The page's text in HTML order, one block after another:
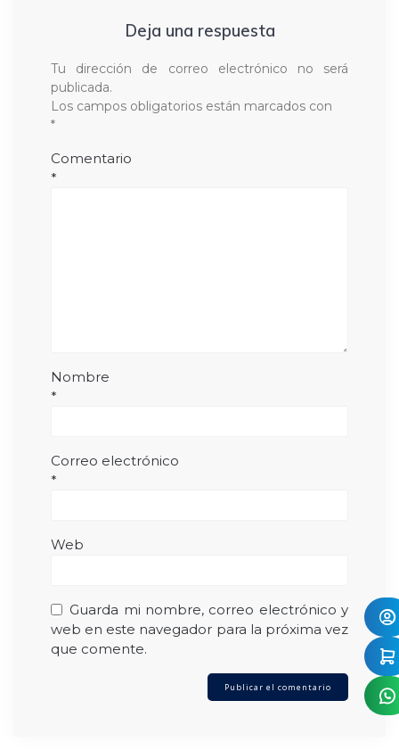
Deja una respuesta
Tu dirección de correo electrónico no será
publicada.
Los campos obligatorios están marcados con
*
Comentario
*
Nombre
*
Correo electrónico
*
Web
Guarda mi nombre, correo electrónico y
web en este navegador para la próxima vez
que comente.